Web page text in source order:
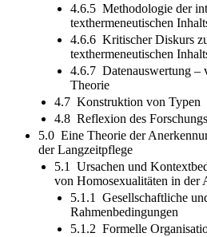
4.6.5 Methodologie der
texthermeneutischen
4.6.6 Kritischer Diskurs
texthermeneutischen
4.6.7 Datenauswertung –
Theorie
4.7 Konstruktion von Typen
4.8 Reflexion des
5.0 Eine Theorie der
der Langzeitpflege
5.1 Ursachen und
von Homosexualitäten in der
5.1.1 Gesellschaftliche
Rahmenbedingungen
5.1.2 Formelle